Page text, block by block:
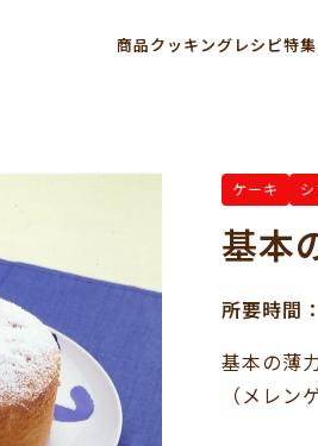
商品クッキングレシピ特集
ケーキ
基本
所要時間
基本の薄
（メレン